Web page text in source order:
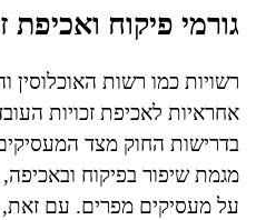
גורמי פיקוח ואכיפת
רשויות כמו רשות האוכלוסין
אחראיות לאכיפת זכויות
בדרישות החוק מצד
מגמת שיפור בפיקוח
על מעסיקים מפרים. עם